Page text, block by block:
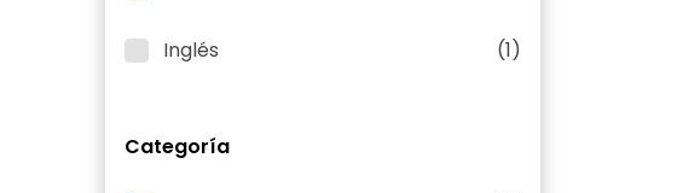
Inglés (1)
Categoría